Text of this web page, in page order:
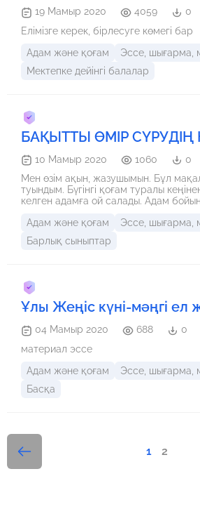
19 Мамыр 2020 4059
0
Елімізге керек, бірлесуге көмегі бар
Адам және қоғам
Эссе, шығарма,
Мектепке дейінгі балалар
БАҚЫТТЫ ӨМІР СҮРУДІҢ
10 Мамыр 2020 1060
0
Мен өзім ақын, жазушымын. Бұл
туындым. Бүгінгі қоғам туралы
келген адамға ой салады. Адам
Адам және қоғам
Эссе, шығарма,
Барлық сыныптар
Ұлы Жеңіс күні-мәңгі ел
04 Мамыр 2020 688
0
материал эссе
Адам және қоғам
Эссе, шығарма,
Басқа
1 2